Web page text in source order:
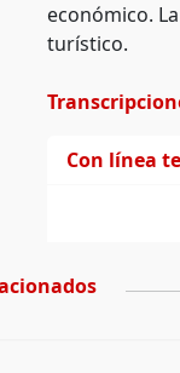
económico.
turístico.
Con línea